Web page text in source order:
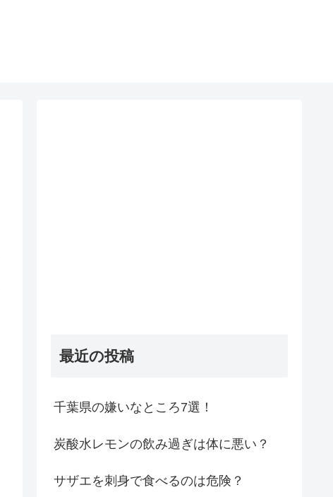
最近の投稿
千葉県の嫌いなところ7選！
炭酸水レモンの飲み過ぎは体に悪い？
サザエを刺身で食べるのは危険？